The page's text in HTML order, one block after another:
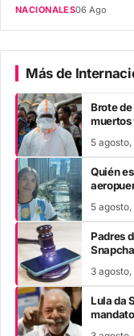
NACIONALES06 Ago
Más de
Brote
muertos
5 agosto,
Quién
5 agosto,
Padres
3 agosto,
Lula da